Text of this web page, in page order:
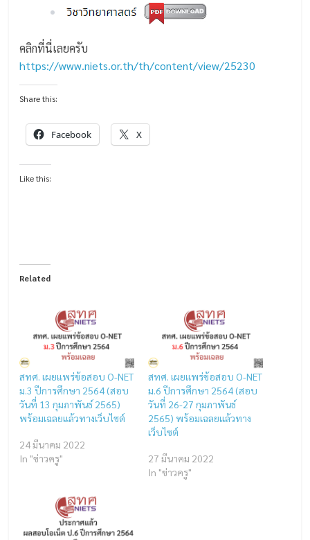
คลิกที่นี่เลยครับ
https://www.niets.or.th/th/content/view/25230
Share this:
Facebook X
Like this:
Related
สทศ. เผยแพร่ข้อสอบ O-NET
ม.3 ปีการศึกษา 2564 (สอบ
วันที่ 13 กุมภาพันธ์ 2565)
พร้อมเฉลยแล้วทางเว็บไซต์
24 มีนาคม 2022
In "ข่าวครู"
สทศ. เผยแพร่ข้อสอบ O-NET
ม.6 ปีการศึกษา 2564 (สอบ
วันที่ 26-27 กุมภาพันธ์
2565) พร้อมเฉลยแล้วทาง
เว็บไซต์
27 มีนาคม 2022
In "ข่าวครู"